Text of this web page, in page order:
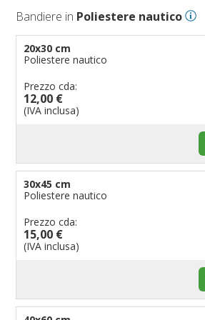
Bandiere per eventi religiosi
Bandiere per enti pubblici
Bandiere per ambasciate
Bandiere per riserve naturali e parchi
Bandiere per musicisti
pennoni per bandiere
Bandiere in Poliestere nautico
20x30 cm
Poliestere nautico
Prezzo cda:
12,00 €
(IVA inclusa)
30x45 cm
Poliestere nautico
Prezzo cda:
15,00 €
(IVA inclusa)